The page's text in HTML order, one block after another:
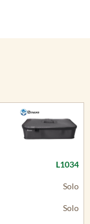
L1034
Solo
Solo